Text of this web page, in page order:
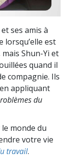
ses amis à
lorsqu’elle est
Shun-Yi et
quand il
compagnie. Ils
appliquant
du
monde du
votre vie
travail.